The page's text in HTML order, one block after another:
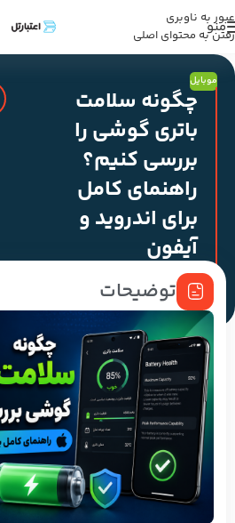
عبور به ناوبری
رفتن به محتوای اصلی
منو
موبایل
چگونه سلامت
باتری گوشی را
بررسی کنیم؟
راهنمای کامل
برای اندروید و
آیفون
مدت زمان مطالعه : 2 دقیقه
توضیحات